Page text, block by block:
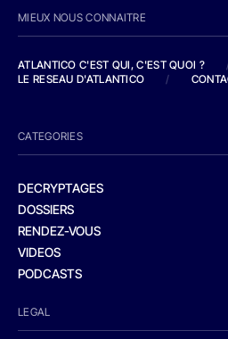
MIEUX NOUS CONNAITRE
ATLANTICO C'EST QUI, C'EST QUOI ?
LE RESEAU D'ATLANTICO
/
CATEGORIES
DECRYPTAGES
DOSSIERS
RENDEZ-VOUS
VIDEOS
PODCASTS
LEGAL